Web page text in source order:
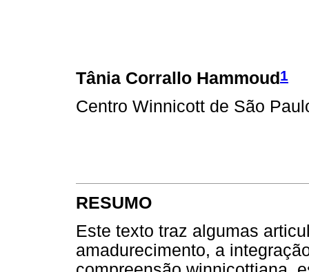
Tânia Corrallo Hammoud1
Centro Winnicott de São
RESUMO
Este texto traz algumas
amadurecimento, a